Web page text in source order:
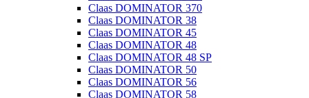
Claas DOMINATOR 370
Claas DOMINATOR 38
Claas DOMINATOR 45
Claas DOMINATOR 48
Claas DOMINATOR 48 SP
Claas DOMINATOR 50
Claas DOMINATOR 56
Claas DOMINATOR 58